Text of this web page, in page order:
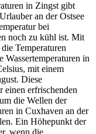
in Zingst gibt
an der Ostsee
bei
noch zu kühl ist. Mit
Temperaturen
Wassertemperaturen in
mit einem
Diese
einen erfrischenden
die Wellen der
in Cuxhaven an der
Ein Höhepunkt der